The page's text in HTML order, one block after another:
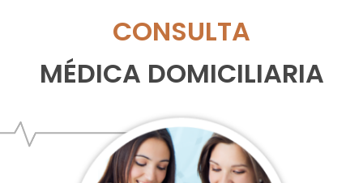
CONSULTA
MÉDICA DOMICILIARIA